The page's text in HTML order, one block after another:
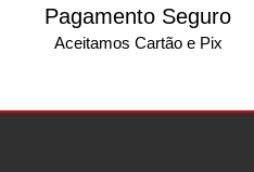
Pagamento Seguro
Aceitamos Cartão e Pix